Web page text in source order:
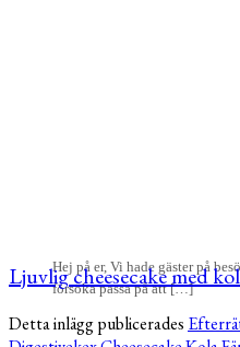
Hej på er, Vi hade gäster på
försöka passa på att […]
Ljuvlig cheesecake med
Detta inlägg publicerades